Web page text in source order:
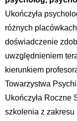
Ukończyła
różnych
doświadczenie
uwzględnieniem
kierunkiem
Towarzystwa
Ukończyła Roczne
szkolenia z zakresu